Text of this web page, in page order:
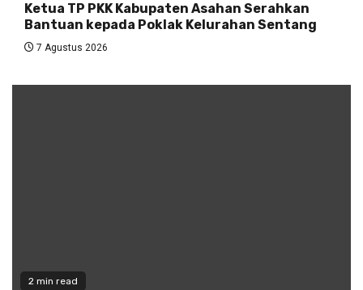
Ketua TP PKK Kabupaten Asahan Serahkan
Bantuan kepada Poklak Kelurahan Sentang
7 Agustus 2026
2 min read